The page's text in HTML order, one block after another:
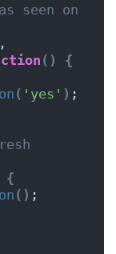
seen on
()
{
( 'yes' ) ;
{
() ;